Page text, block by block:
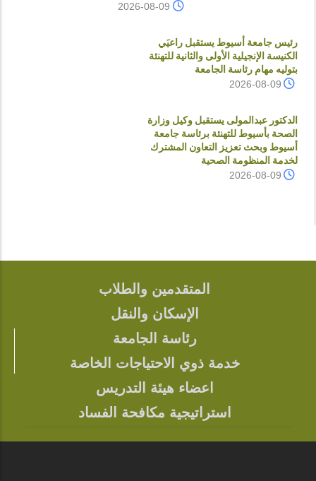
2026-08-09
رئيس جامعة أسيوط يستقبل راعيَي
الكنيسة الإنجيلية الأولى والثانية للتهنئة
بتوليه مهام رئاسة الجامعة
2026-08-09
الدكتور عبدالمولى يستقبل وكيل وزارة
الصحة بأسيوط للتهنئة برئاسة جامعة
أسيوط وبحث تعزيز التعاون المشترك
لخدمة المنظومة الصحية
2026-08-09
FOOTER
المتقدمين والطلاب
الإسكان والنقل
رئاسة الجامعة
خدمة ذوي الاحتياجات الخاصة
اعضاء هيئة التدريس
استراتيجية مكافحة الفساد